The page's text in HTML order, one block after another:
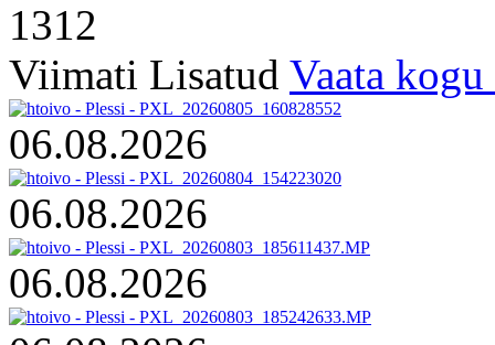
1312
Viimati Lisatud Vaata
06.08.2026
06.08.2026
06.08.2026